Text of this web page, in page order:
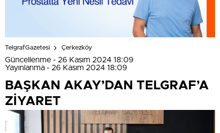
TelgrafGazetesi Çerkezköy
Güncellenme - 26 Kasım 2024 18:09
Yayınlanma - 26 Kasım 2024 18:09
BAŞKAN AKAY’DAN TELGRAF’A
ZİYARET